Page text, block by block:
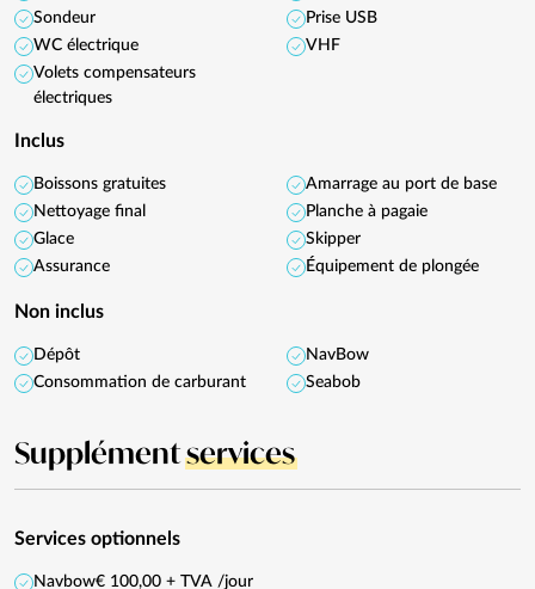
Sondeur
WC électrique
Volets compensateurs
électriques
Prise USB
VHF
Inclus
Boissons gratuites
Nettoyage final
Glace
Assurance
Amarrage au port de base
Planche à pagaie
Skipper
Équipement de plongée
Non inclus
Dépôt
Consommation de carburant
NavBow
Seabob
Supplémentservices
Services optionnels
Navbow€ 100,00 + TVA /jour